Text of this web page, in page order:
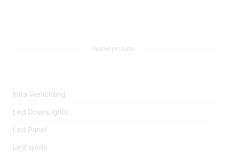
Related products
Infra Verlichting
Led DownLights
Led Panel
Led spots